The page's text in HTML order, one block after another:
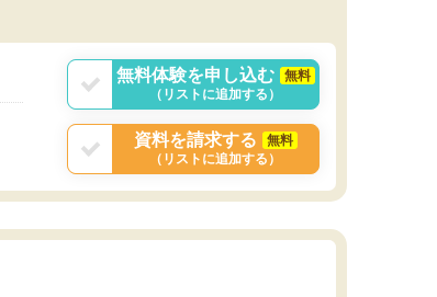
無料体験を申し込む
無料
（リストに追加する）
資料を請求する
無料
（リストに追加する）